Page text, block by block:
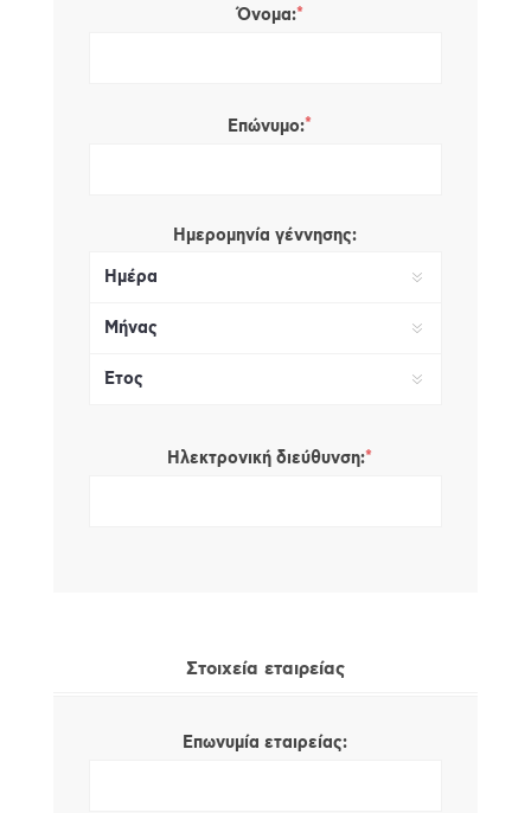
Όνομα:*
Επώνυμο:*
Ημερομηνία γέννησης:
Ηλεκτρονική διεύθυνση:*
Στοιχεία εταιρείας
Επωνυμία εταιρείας: